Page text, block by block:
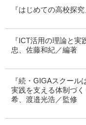
『はじめての高校探
『ICT活用の理論と
忠、佐藤和紀／編著
『続・GIGAスクー
実践を支える体制づ
希、渡邉光浩／監修